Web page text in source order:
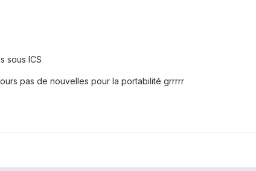
sous ICS
pas de nouvelles pour la portabilité grrrrr